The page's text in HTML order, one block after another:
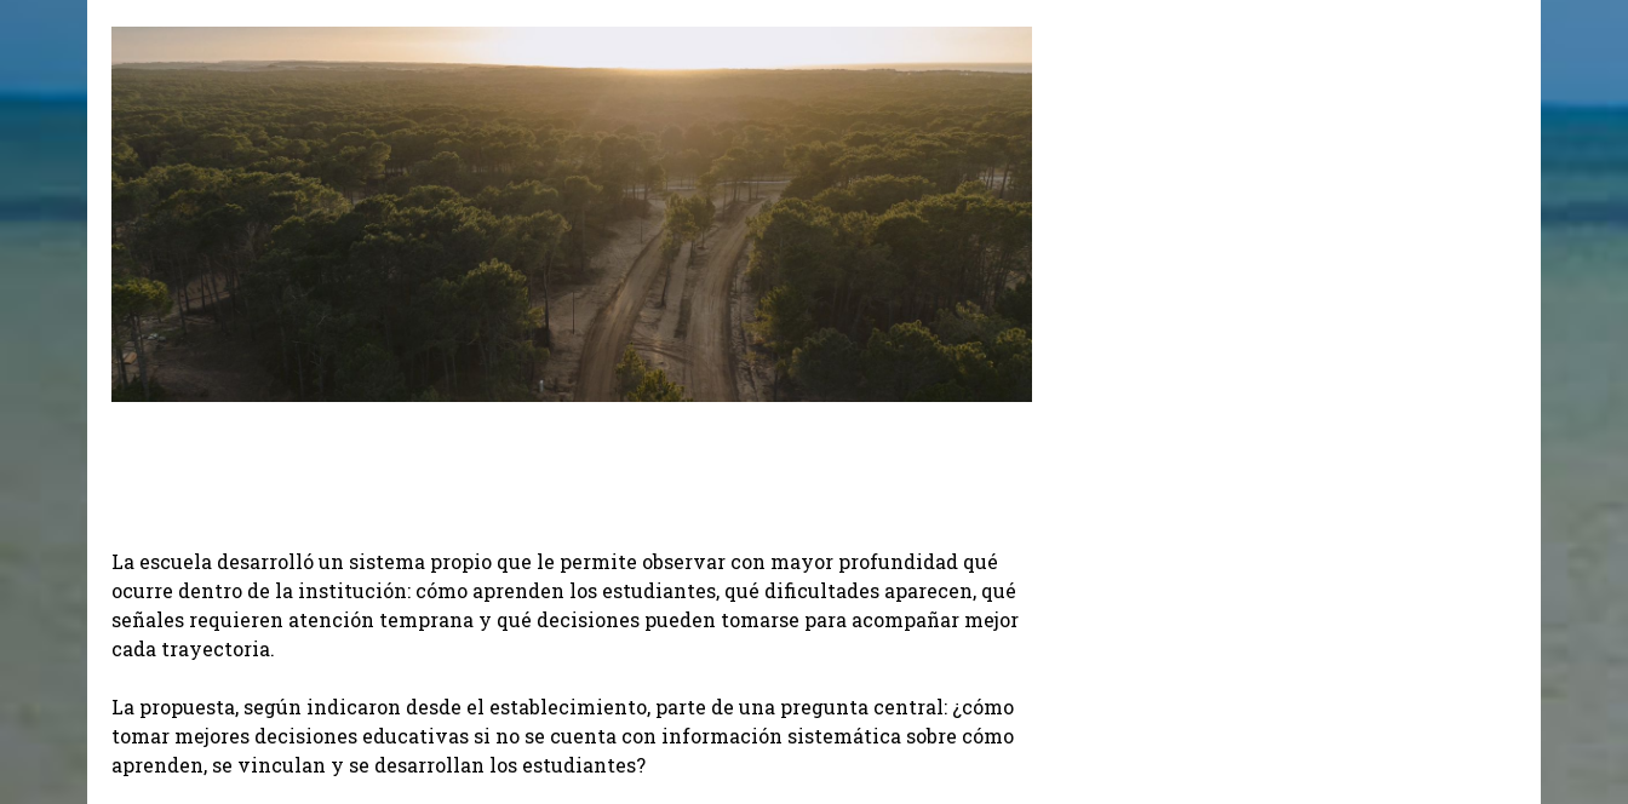
La escuela desarrolló un sistema propio que le permite observar con mayor profundidad qué
ocurre dentro de la institución: cómo aprenden los estudiantes, qué dificultades aparecen, qué
señales requieren atención temprana y qué decisiones pueden tomarse para acompañar mejor
cada trayectoria.
La propuesta, según indicaron desde el establecimiento, parte de una pregunta central: ¿cómo
tomar mejores decisiones educativas si no se cuenta con información sistemática sobre cómo
aprenden, se vinculan y se desarrollan los estudiantes?